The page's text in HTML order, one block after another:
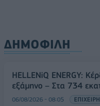
ΔΗΜΟΦΙΛΗ
HELLENiQ ENERGY:
εξάμηνο – Στα 734
06/08/2026 - 08:05